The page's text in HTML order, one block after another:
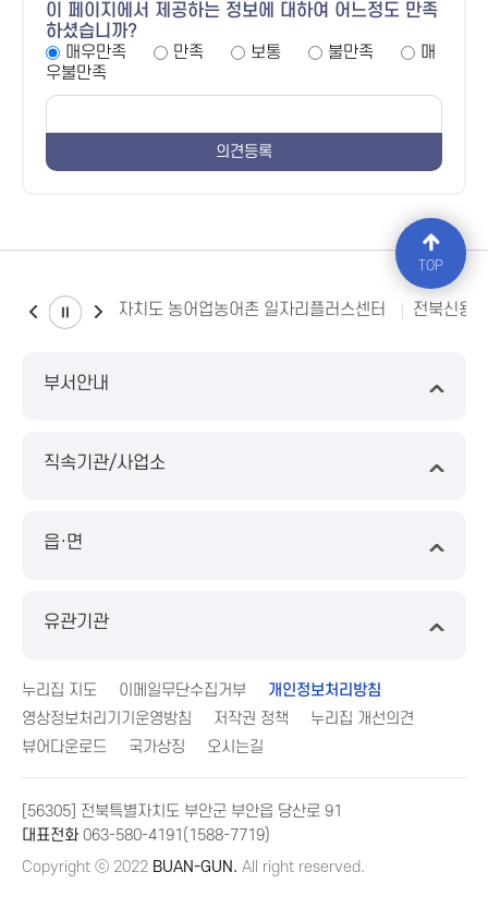
이 페이지에서 제공하는 정보에 대하여 어느정도 만족
하셨습니까?
매우만족
만족 보통 불만족
매
우불만족
전북특별자치도 농어업농어촌 일자리플러스센터 전북신용
부서안내
직속기관/사업소
읍·면
유관기관
누리집 지도 이메일무단수집거부
개인정보처리방침
영상정보처리기기운영방침
저작권 정책
누리집 개선의견
뷰어다운로드
국가상징 오시는길
[56305] 전북특별자치도 부안군 부안읍 당산로 91
대표전화063-580-4191(1588-7719)
Copyright ⓒ 2022 BUAN-GUN. All right reserved.
TOP